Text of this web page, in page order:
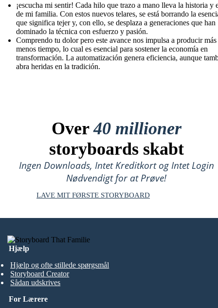
¡escucha mi sentir! Cada hilo que trazo a mano lleva la historia y
de mi familia. Con estos nuevos telares, se está borrando la
que significa tejer y, con ello, se desplaza a generaciones que han
dominado la técnica con esfuerzo y pasión.
Comprendo tu dolor pero este avance nos impulsa a producir más
menos tiempo, lo cual es esencial para sostener la economía en
transformación. La automatización genera eficiencia, aunque
abra heridas en la tradición.
Over40 millioner
storyboards skabt
Ingen Downloads, Intet Kreditkort og Intet Login
Nødvendigt for at Prøve!
LAVE MIT FØRSTE STORYBOARD
Hjælp
Hjælp og ofte stillede spørgsmål
Storyboard Creator
Sådan udskrives
For Lærere